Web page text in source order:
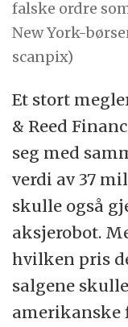
falske ordre
New York-
scanpix)
Et stort
& Reed
seg med
verdi av 37
skulle også
aksjerobot.
hvilken pris
salgene
amerikanske